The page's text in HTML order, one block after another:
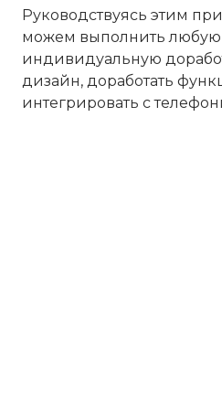
Руководствуясь этим
можем выполнить любую
индивидуальную
дизайн, доработать
интегрировать с